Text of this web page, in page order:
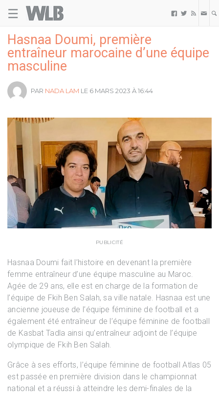
☰   
Hasnaa Doumi, première
entraîneur marocaine d’une équipe
masculine
PAR NADA LAM LE 6 MARS 2023 À 16:44
PUBLICITÉ
Hasnaa Doumi fait l’histoire en devenant la première
femme entraîneur d’une équipe masculine au Maroc.
Agée de 29 ans, elle est en charge de la formation de
l’équipe de Fkih Ben Salah, sa ville natale. Hasnaa est une
ancienne joueuse de l’équipe féminine de football et a
également été entraîneur de l’équipe féminine de football
de Kasbat Tadla ainsi qu’entraîneur adjoint de l’équipe
olympique de Fkih Ben Salah.
Grâce à ses efforts, l’équipe féminine de football Atlas 05
est passée en première division dans le championnat
national et a réussi à atteindre les demi-finales de la